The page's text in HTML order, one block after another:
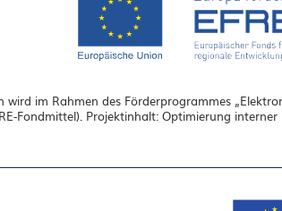
wird im Rahmen des Förderprogrammes
Fondmittel). Projektinhalt: Optimierung